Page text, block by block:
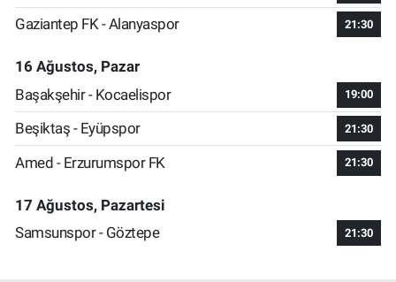
Gaziantep FK - Alanyaspor 21:30
16 Ağustos, Pazar
Başakşehir - Kocaelispor
19:00
Beşiktaş - Eyüpspor 21:30
Amed - Erzurumspor FK 21:30
17 Ağustos, Pazartesi
Samsunspor - Göztepe
21:30